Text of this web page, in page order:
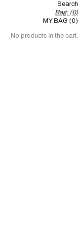
Search
Bag: (0)
MY BAG (0)
No products in the cart.